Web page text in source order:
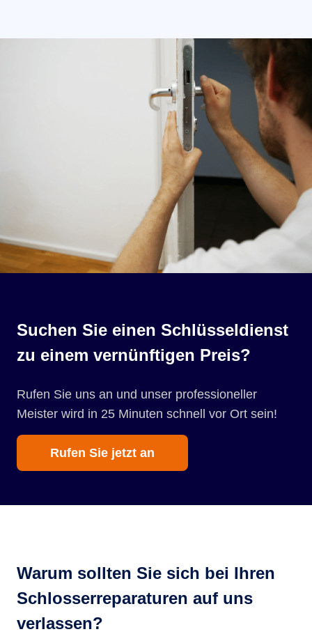
Suchen Sie einen Schlüsseldienst
zu einem vernünftigen Preis?
Rufen Sie uns an und unser professioneller
Meister wird in 25 Minuten schnell vor Ort sein!
Rufen Sie jetzt an
Warum sollten Sie sich bei Ihren
Schlosserreparaturen auf uns
verlassen?